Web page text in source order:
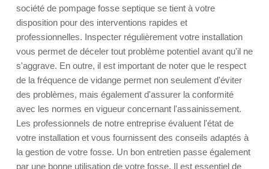
société de pompage fosse septique se tient à votre
disposition pour des interventions rapides et
professionnelles. Inspecter régulièrement votre installation
vous permet de déceler tout problème potentiel avant qu'il ne
s'aggrave. En outre, il est important de noter que le respect
de la fréquence de vidange permet non seulement d'éviter
des problèmes, mais également d'assurer la conformité
avec les normes en vigueur concernant l'assainissement.
Les professionnels de notre entreprise évaluent l'état de
votre installation et vous fournissent des conseils adaptés à
la gestion de votre fosse. Un bon entretien passe également
par une bonne utilisation de votre fosse. Il est essentiel de